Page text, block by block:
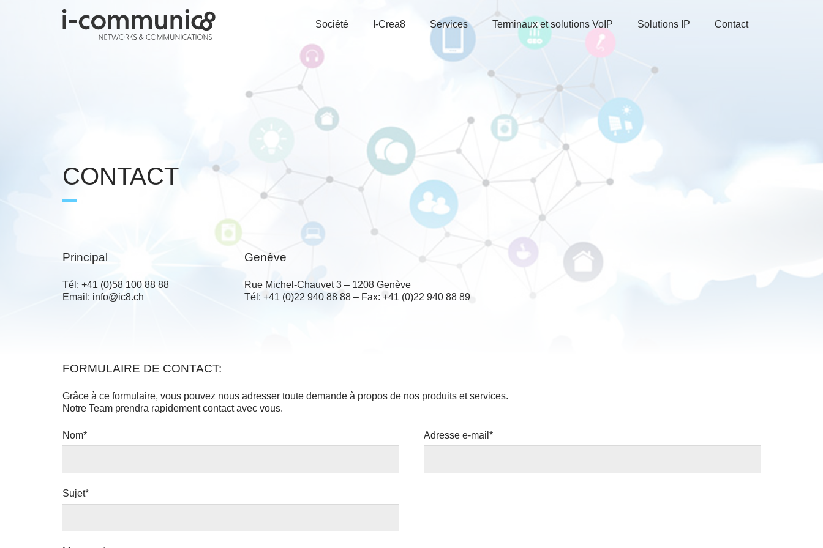
Société I-Crea8 Services Terminaux et solutions VoIP Solutions IP Contact
CONTACT
Principal
Tél: +41 (0)58 100 88 88
Email: info@ic8.ch
Genève
Rue Michel-Chauvet 3 – 1208 Genève
Tél: +41 (0)22 940 88 88 – Fax: +41 (0)22 940 88 89
FORMULAIRE DE CONTACT:
Grâce à ce formulaire, vous pouvez nous adresser toute demande à propos de nos produits et services.
Notre Team prendra rapidement contact avec vous.
Nom* Adresse e-mail*
Sujet*